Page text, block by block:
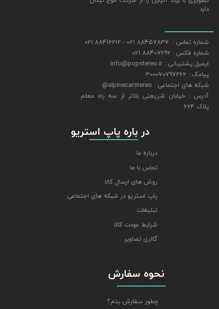
دارد
شماره تماس : 88457837 021 - 88412212 021
شماره فکس : 88407692 021
ایمیل پشتیبانی : info@popstereo.ir
پیامک : 300070797262
شبکه های اجتماعی : alpinecarstereo@
​​​​​​​آدرس : خیابان شریعتی بلاتر از سه راه معلم
پلاک 664
نحوه سفارش
چطور سفارش بدم؟
​​​​​​​ در باره پاپ استریو
درباره ما
تماس با ما
روش های ارسال کالا
پاپ استریو در شبکه های اجتماعی
تبلیغات
شرایط عودت کالا
گالری تصاویر